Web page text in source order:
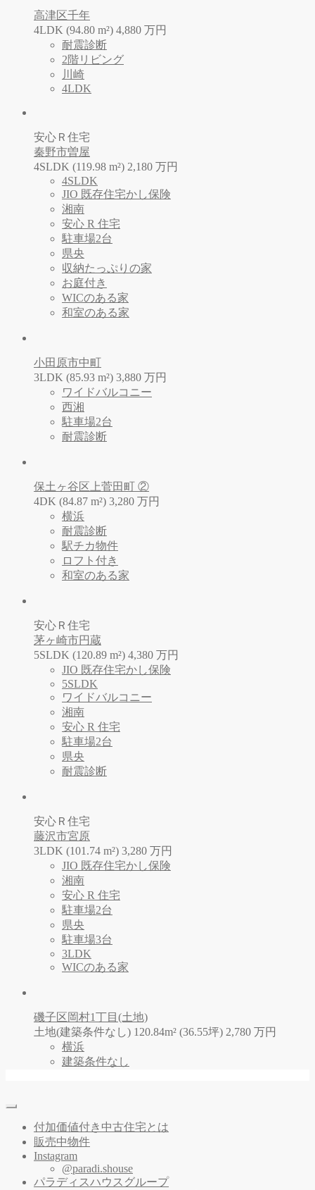
高津区千年
4LDK (94.80 m²) 4,880 万円
耐震診断
2階リビング
川崎
4LDK
安心Ｒ住宅
秦野市曽屋
4SLDK (119.98 m²) 2,180 万円
4SLDK
JIO 既存住宅かし保険
湘南
安心 R 住宅
駐車場2台
県央
収納たっぷりの家
お庭付き
WICのある家
和室のある家
小田原市中町
3LDK (85.93 m²) 3,880 万円
ワイドバルコニー
西湘
駐車場2台
耐震診断
保土ヶ谷区上菅田町 ②
4DK (84.87 m²) 3,280 万円
横浜
耐震診断
駅チカ物件
ロフト付き
和室のある家
安心Ｒ住宅
茅ヶ崎市円蔵
5SLDK (120.89 m²) 4,380 万円
JIO 既存住宅かし保険
5SLDK
ワイドバルコニー
湘南
安心 R 住宅
駐車場2台
県央
耐震診断
安心Ｒ住宅
藤沢市宮原
3LDK (101.74 m²) 3,280 万円
JIO 既存住宅かし保険
湘南
安心 R 住宅
駐車場2台
県央
駐車場3台
3LDK
WICのある家
磯子区岡村1丁目(土地)
土地(建築条件なし) 120.84m² (36.55坪) 2,780 万円
横浜
建築条件なし
付加価値付き中古住宅とは
販売中物件
Instagram
@paradi.shouse
パラディスハウスグループ